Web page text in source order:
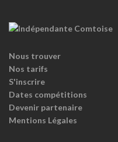
Nous trouver
Nos tarifs
S'inscrire
Dates compétitions
Devenir partenaire
Mentions Légales